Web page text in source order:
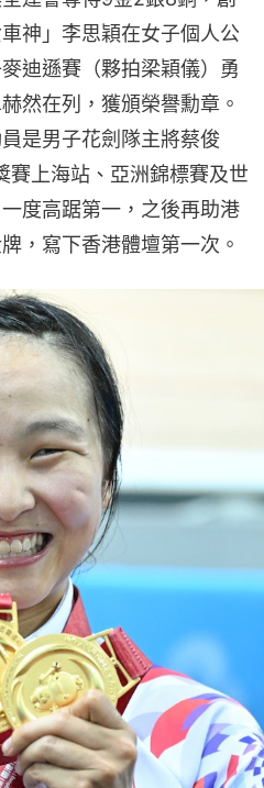
神」李思穎在女子個人公
迪遜賽（夥拍梁穎儀）勇
然在列，獲頒榮譽勳章。
是男子花劍隊主將蔡俊
上海站、亞洲錦標賽及世
度高踞第一，之後再助港
，寫下香港體壇第一次。